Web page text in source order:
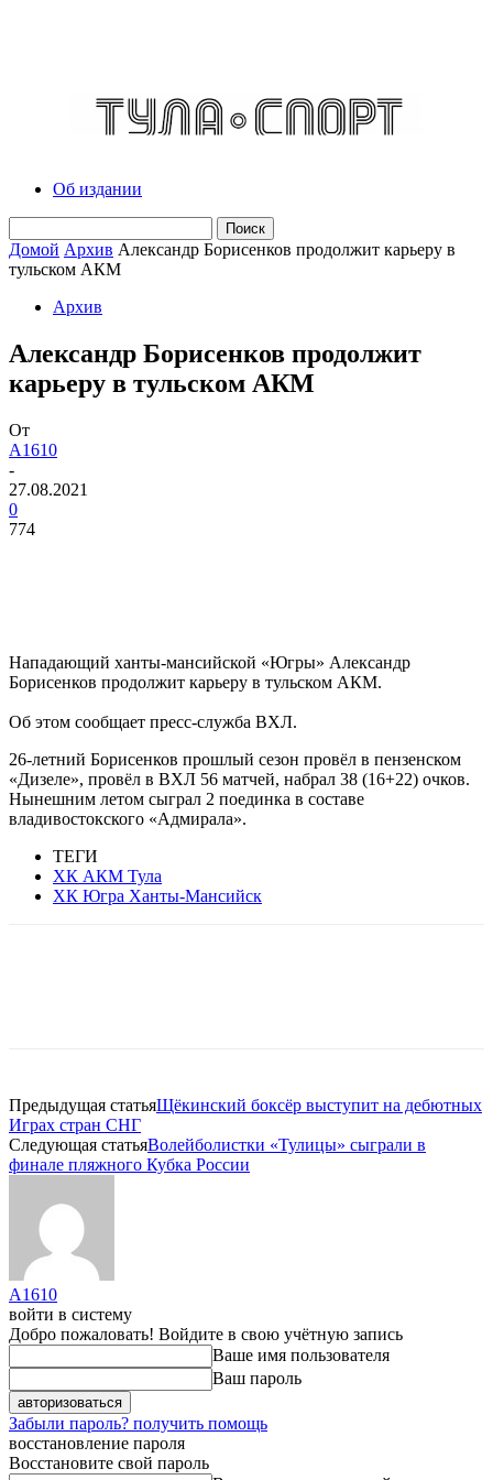
Об издании
Домой Архив Александр Борисенков продолжит карьеру в
тульском АКМ
Архив
Александр Борисенков продолжит
карьеру в тульском АКМ
От
A1610
-
27.08.2021
0
774
Нападающий ханты-мансийской «Югры» Александр
Борисенков продолжит карьеру в тульском АКМ.
Об этом сообщает пресс-служба ВХЛ.
26-летний Борисенков прошлый сезон провёл в пензенском
«Дизеле», провёл в ВХЛ 56 матчей, набрал 38 (16+22) очков.
Нынешним летом сыграл 2 поединка в составе
владивостокского «Адмирала».
ТЕГИ
ХК АКМ Тула
ХК Югра Ханты-Мансийск
Предыдущая статьяЩёкинский боксёр выступит на дебютных
Играх стран СНГ
Следующая статьяВолейболистки «Тулицы» сыграли в
финале пляжного Кубка России
A1610
войти в систему
Добро пожаловать! Войдите в свою учётную запись
Ваше имя пользователя
Ваш пароль
Забыли пароль? получить помощь
восстановление пароля
Восстановите свой пароль